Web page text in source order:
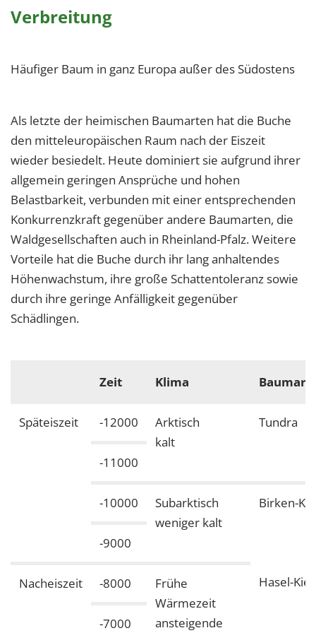
Verbreitung
Häufiger Baum in ganz Europa außer des Südostens
Als letzte der heimischen Baumarten hat die Buche
den mitteleuropäischen Raum nach der Eiszeit
wieder besiedelt. Heute dominiert sie aufgrund ihrer
allgemein geringen Ansprüche und hohen
Belastbarkeit, verbunden mit einer entsprechenden
Konkurrenzkraft gegenüber andere Baumarten, die
Waldgesellschaften auch in Rheinland-Pfalz. Weitere
Vorteile hat die Buche durch ihr lang anhaltendes
Höhenwachstum, ihre große Schattentoleranz sowie
durch ihre geringe Anfälligkeit gegenüber
Schädlingen.
Zeit Klima
Späteiszeit -12000
Arktisch
kalt
Tundra
-11000
-10000
Subarktisch
weniger kalt
Birken-
Hasel-
-9000
Nacheiszeit -8000
Frühe
Wärmezeit
ansteigende
-7000